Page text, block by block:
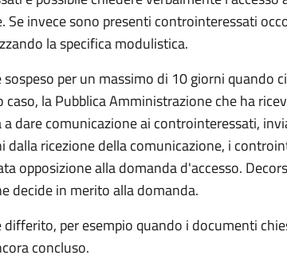
Se invece sono presenti controinteressati
la specifica modulistica.
per un massimo di 10 giorni quando
la Pubblica Amministrazione che ha
dare comunicazione ai controinteressati,
dalla ricezione della comunicazione, i
opposizione alla domanda d'accesso.
decide in merito alla domanda.
differito, per esempio quando i documenti
concluso.